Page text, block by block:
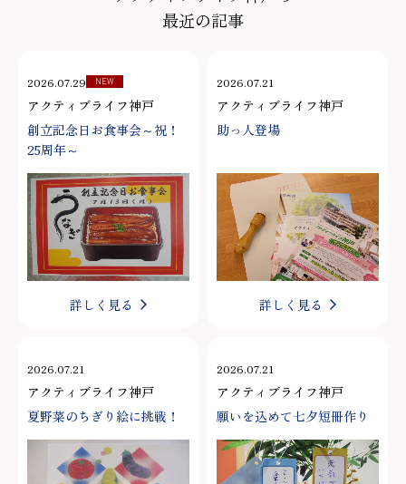
最近の記事
2026.07.29 NEW
アクティブライフ神戸
創立記念日お食事会～祝！
25周年～
詳しく見る
2026.07.21
アクティブライフ神戸
助っ人登場
詳しく見る
2026.07.21
アクティブライフ神戸
夏野菜のちぎり絵に挑戦！
2026.07.21
アクティブライフ神戸
願いを込めて七夕短冊作り